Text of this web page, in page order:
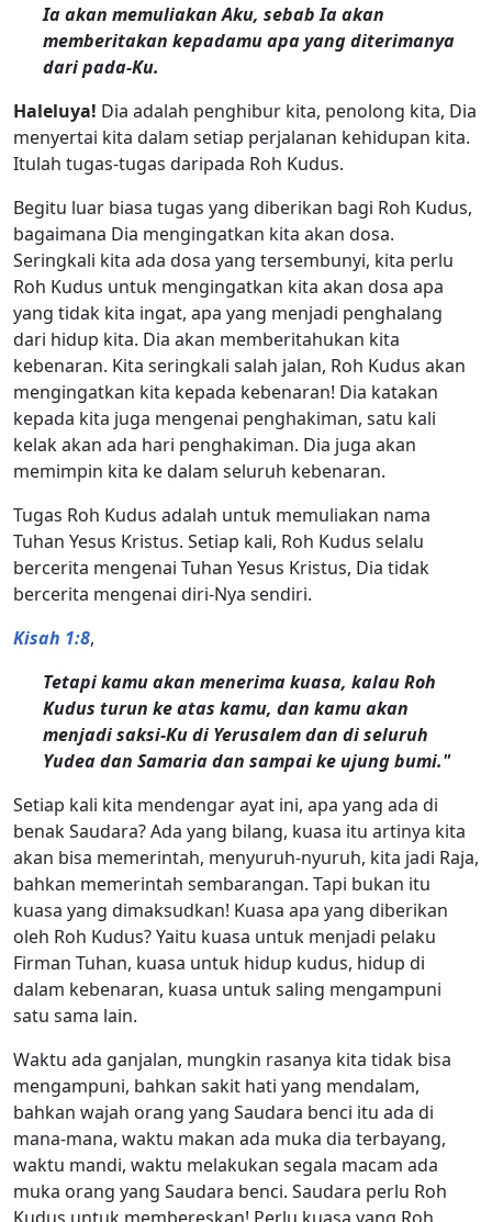
Ia akan memuliakan Aku, sebab Ia akan
memberitakan kepadamu apa yang diterimanya
dari pada-Ku.
Haleluya! Dia adalah penghibur kita, penolong kita, Dia
menyertai kita dalam setiap perjalanan kehidupan kita.
Itulah tugas-tugas daripada Roh Kudus.
Begitu luar biasa tugas yang diberikan bagi Roh Kudus,
bagaimana Dia mengingatkan kita akan dosa.
Seringkali kita ada dosa yang tersembunyi, kita perlu
Roh Kudus untuk mengingatkan kita akan dosa apa
yang tidak kita ingat, apa yang menjadi penghalang
dari hidup kita. Dia akan memberitahukan kita
kebenaran. Kita seringkali salah jalan, Roh Kudus akan
mengingatkan kita kepada kebenaran! Dia katakan
kepada kita juga mengenai penghakiman, satu kali
kelak akan ada hari penghakiman. Dia juga akan
memimpin kita ke dalam seluruh kebenaran.
Tugas Roh Kudus adalah untuk memuliakan nama
Tuhan Yesus Kristus. Setiap kali, Roh Kudus selalu
bercerita mengenai Tuhan Yesus Kristus, Dia tidak
bercerita mengenai diri-Nya sendiri.
Kisah 1:8,
Tetapi kamu akan menerima kuasa, kalau Roh
Kudus turun ke atas kamu, dan kamu akan
menjadi saksi-Ku di Yerusalem dan di seluruh
Yudea dan Samaria dan sampai ke ujung bumi."
Setiap kali kita mendengar ayat ini, apa yang ada di
benak Saudara? Ada yang bilang, kuasa itu artinya kita
akan bisa memerintah, menyuruh-nyuruh, kita jadi Raja,
bahkan memerintah sembarangan. Tapi bukan itu
kuasa yang dimaksudkan! Kuasa apa yang diberikan
oleh Roh Kudus? Yaitu kuasa untuk menjadi pelaku
Firman Tuhan, kuasa untuk hidup kudus, hidup di
dalam kebenaran, kuasa untuk saling mengampuni
satu sama lain.
Waktu ada ganjalan, mungkin rasanya kita tidak bisa
mengampuni, bahkan sakit hati yang mendalam,
bahkan wajah orang yang Saudara benci itu ada di
mana-mana, waktu makan ada muka dia terbayang,
waktu mandi, waktu melakukan segala macam ada
muka orang yang Saudara benci. Saudara perlu Roh